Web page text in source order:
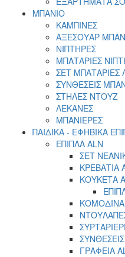
ΜΠΑΝΙΟ
ΚΑΜΠΙΝΕΣ
ΑΞΕΣΟΥΑΡ
ΝΙΠΤΗΡΕΣ
ΜΠΑΤΑΡΙΕΣ
ΣΕΤ
ΣΥΝΘΕΣΕΙΣ
ΣΤΗΛΕΣ ΝΤΟΥΖ
ΛΕΚΑΝΕΣ
ΜΠΑΝΙΕΡΕΣ
ΠΑΙΔΙΚΑ - ΕΦΗΒΙΚΑ
EΠΙΠΛΑ ALN
ΣΕΤ
ΚΡΕΒΑΤΙΑ
ΚΟΥΚΕΤΑ
ΚΟΜΟΔΙΝΑ
ΓΡΑΦΕΙΑ